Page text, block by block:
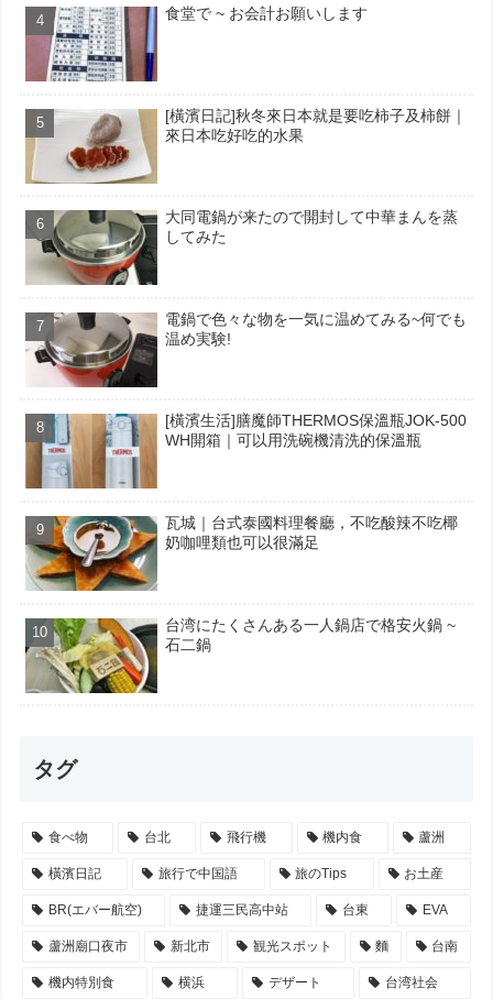
食堂で ~ お会計お願いします
[橫濱日記]秋冬來日本就是要吃柿子及柿餅｜
來日本吃好吃的水果
大同電鍋が来たので開封して中華まんを蒸
してみた
電鍋で色々な物を一気に温めてみる~何でも
温め実験!
[橫濱生活]膳魔師THERMOS保溫瓶JOK-500
WH開箱｜可以用洗碗機清洗的保溫瓶
瓦城｜台式泰國料理餐廳，不吃酸辣不吃椰
奶咖哩類也可以很滿足
台湾にたくさんある一人鍋店で格安火鍋 ~
石二鍋
タグ
食べ物 台北 飛行機 機内食 蘆洲
橫濱日記 旅行で中国語 旅のTips お土産
BR(エバー航空) 捷運三民高中站 台東 EVA
蘆洲廟口夜市 新北市 観光スポット 麵 台南
機内特別食 横浜 デザート 台湾社会